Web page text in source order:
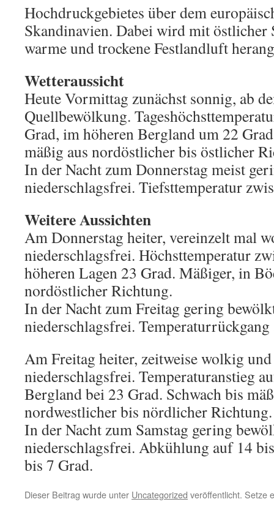
Hochdruckgebietes über dem
Skandinavien. Dabei wird mit östlicher
warme und trockene Festlandluft
Wetteraussicht
Heute Vormittag zunächst sonnig, ab
Quellbewölkung.
Grad, im höheren Bergland um 22
mäßig aus nordöstlicher bis östlicher
In der Nacht zum Donnerstag meist
niederschlagsfrei. Tiefsttemperatur
Weitere Aussichten
Am Donnerstag heiter, vereinzelt mal
niederschlagsfrei. Höchsttemperatur
höheren Lagen 23 Grad. Mäßiger, in
nordöstlicher Richtung.
In der Nacht zum Freitag gering
niederschlagsfrei.
Am Freitag heiter, zeitweise wolkig
niederschlagsfrei. Temperaturanstieg
Bergland bei 23 Grad. Schwach bis
nordwestlicher bis nördlicher Richtung.
In der Nacht zum Samstag gering
niederschlagsfrei. Abkühlung auf 14
bis 7 Grad.
Dieser Beitrag wurde unter Uncategorized veröffentlicht. Setze